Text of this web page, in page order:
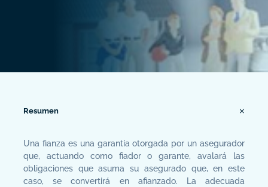
Resumen
Una fianza es una garantía otorgada por un asegurador
que, actuando como fiador o garante, avalará las
obligaciones que asuma su asegurado que, en este
caso, se convertirá en afianzado. La adecuada